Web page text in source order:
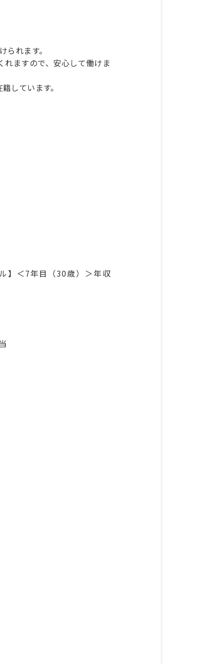
れます。
ますので、安心して働けま
しています。
】＜7年目（30歳）＞年収